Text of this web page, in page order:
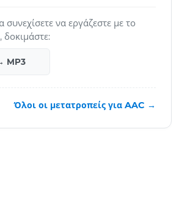
συνεχίσετε να εργάζεστε με το
δοκιμάστε:
MP3
Όλοι οι μετατροπείς για AAC →